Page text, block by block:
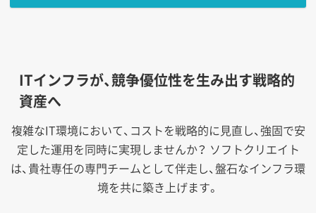
ITインフラが、競争優位性を生み出す戦略的
資産へ
複雑なIT環境において、コストを戦略的に見直し、強固で安
定した運用を同時に実現しませんか？ ソフトクリエイト
は、貴社専任の専門チームとして伴走し、盤石なインフラ環
境を共に築き上げます。